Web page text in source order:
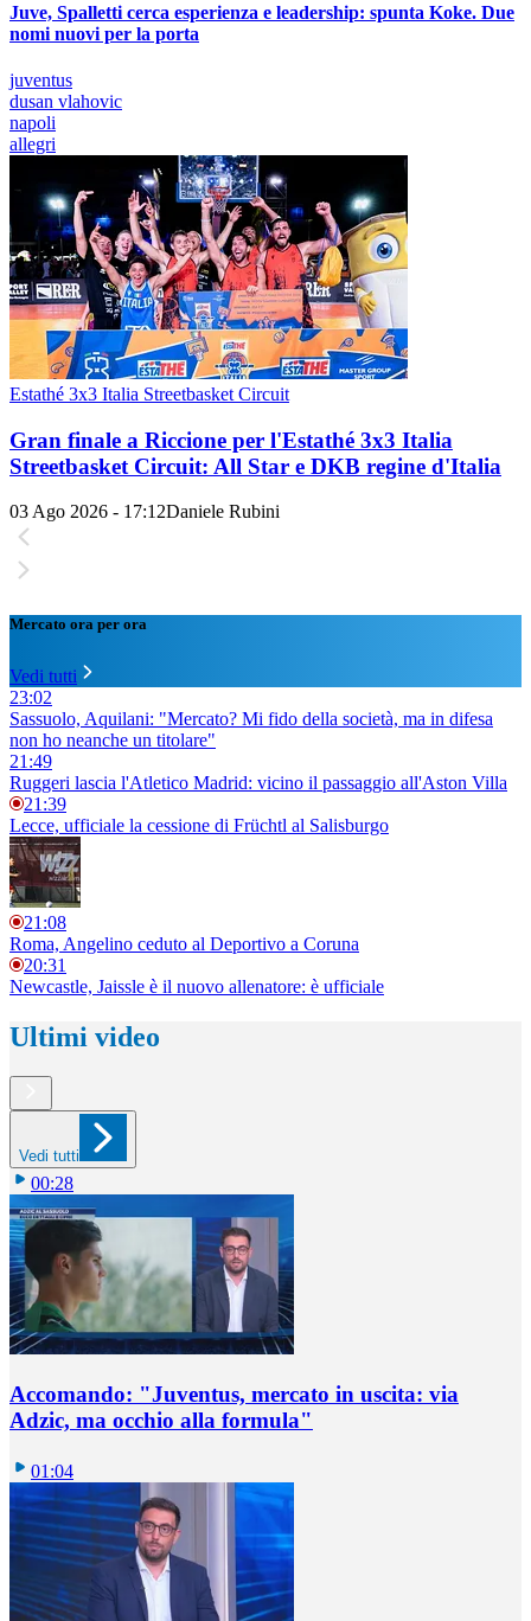
Juve, Spalletti cerca esperienza e leadership: spunta Koke. Due
nomi nuovi per la porta
juventus
dusan vlahovic
napoli
allegri
Estathé 3x3 Italia Streetbasket Circuit
Gran finale a Riccione per l'Estathé 3x3 Italia
Streetbasket Circuit: All Star e DKB regine d'Italia
03 Ago 2026 - 17:12Daniele Rubini
Mercato ora per ora
Vedi tutti
23:02
Sassuolo, Aquilani: "Mercato? Mi fido della società, ma in difesa
non ho neanche un titolare"
21:49
Ruggeri lascia l'Atletico Madrid: vicino il passaggio all'Aston Villa
21:39
Lecce, ufficiale la cessione di Früchtl al Salisburgo
21:08
Roma, Angelino ceduto al Deportivo a Coruna
20:31
Newcastle, Jaissle è il nuovo allenatore: è ufficiale
Ultimi video
Vedi tutti
00:28
Accomando: "Juventus, mercato in uscita: via
Adzic, ma occhio alla formula"
01:04